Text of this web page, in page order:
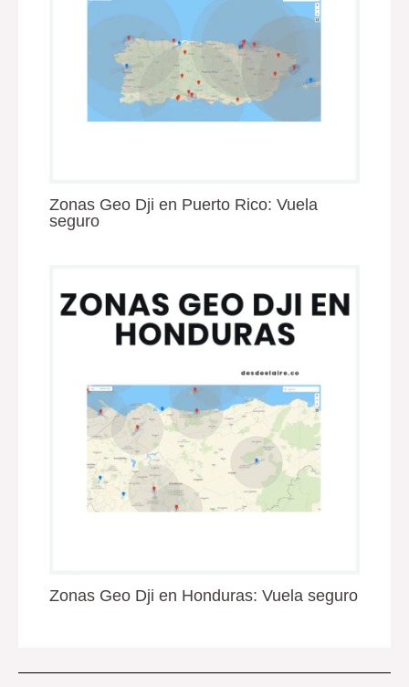
Zonas Geo Dji en Puerto Rico: Vuela
seguro
Zonas Geo Dji en Honduras: Vuela seguro